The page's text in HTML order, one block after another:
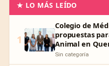
★ LO MÁS LEÍDO
1
Colegio de
propuestas
Animal en
Sin categoría